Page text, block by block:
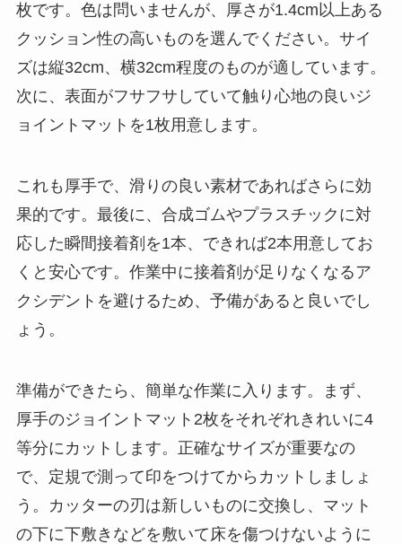
枚です。色は問いませんが、厚さが1.4cm以上ある
クッション性の高いものを選んでください。サイ
ズは縦32cm、横32cm程度のものが適しています。
次に、表面がフサフサしていて触り心地の良いジ
ョイントマットを1枚用意します。
これも厚手で、滑りの良い素材であればさらに効
果的です。最後に、合成ゴムやプラスチックに対
応した瞬間接着剤を1本、できれば2本用意してお
くと安心です。作業中に接着剤が足りなくなるア
クシデントを避けるため、予備があると良いでし
ょう。
準備ができたら、簡単な作業に入ります。まず、
厚手のジョイントマット2枚をそれぞれきれいに4
等分にカットします。正確なサイズが重要なの
で、定規で測って印をつけてからカットしましょ
う。カッターの刃は新しいものに交換し、マット
の下に下敷きなどを敷いて床を傷つけないように